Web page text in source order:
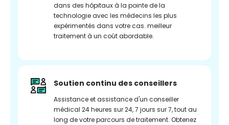
dans des hôpitaux à la pointe de la
technologie avec les médecins les plus
expérimentés dans votre cas. meilleur
traitement à un coût abordable.
Soutien continu des conseillers
Assistance et assistance d'un conseiller
médical 24 heures sur 24, 7 jours sur 7, tout au
long de votre parcours de traitement. Obtenez